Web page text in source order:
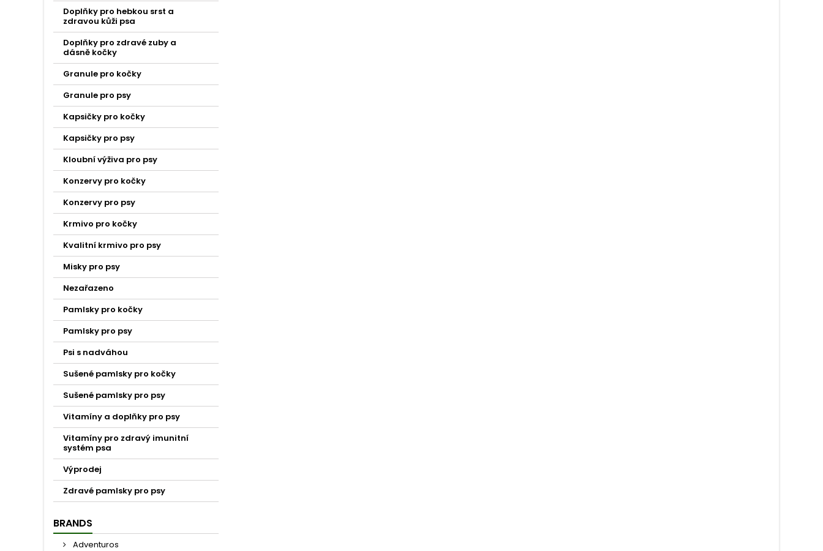
Doplňky pro hebkou srst a
zdravou kůži psa
Doplňky pro zdravé zuby a
dásně kočky
Granule pro kočky
Granule pro psy
Kapsičky pro kočky
Kapsičky pro psy
Kloubní výživa pro psy
Konzervy pro kočky
Konzervy pro psy
Krmivo pro kočky
Kvalitní krmivo pro psy
Misky pro psy
Nezařazeno
Pamlsky pro kočky
Pamlsky pro psy
Psi s nadváhou
Sušené pamlsky pro kočky
Sušené pamlsky pro psy
Vitamíny a doplňky pro psy
Vitamíny pro zdravý imunitní
systém psa
Výprodej
Zdravé pamlsky pro psy
BRANDS
Adventuros